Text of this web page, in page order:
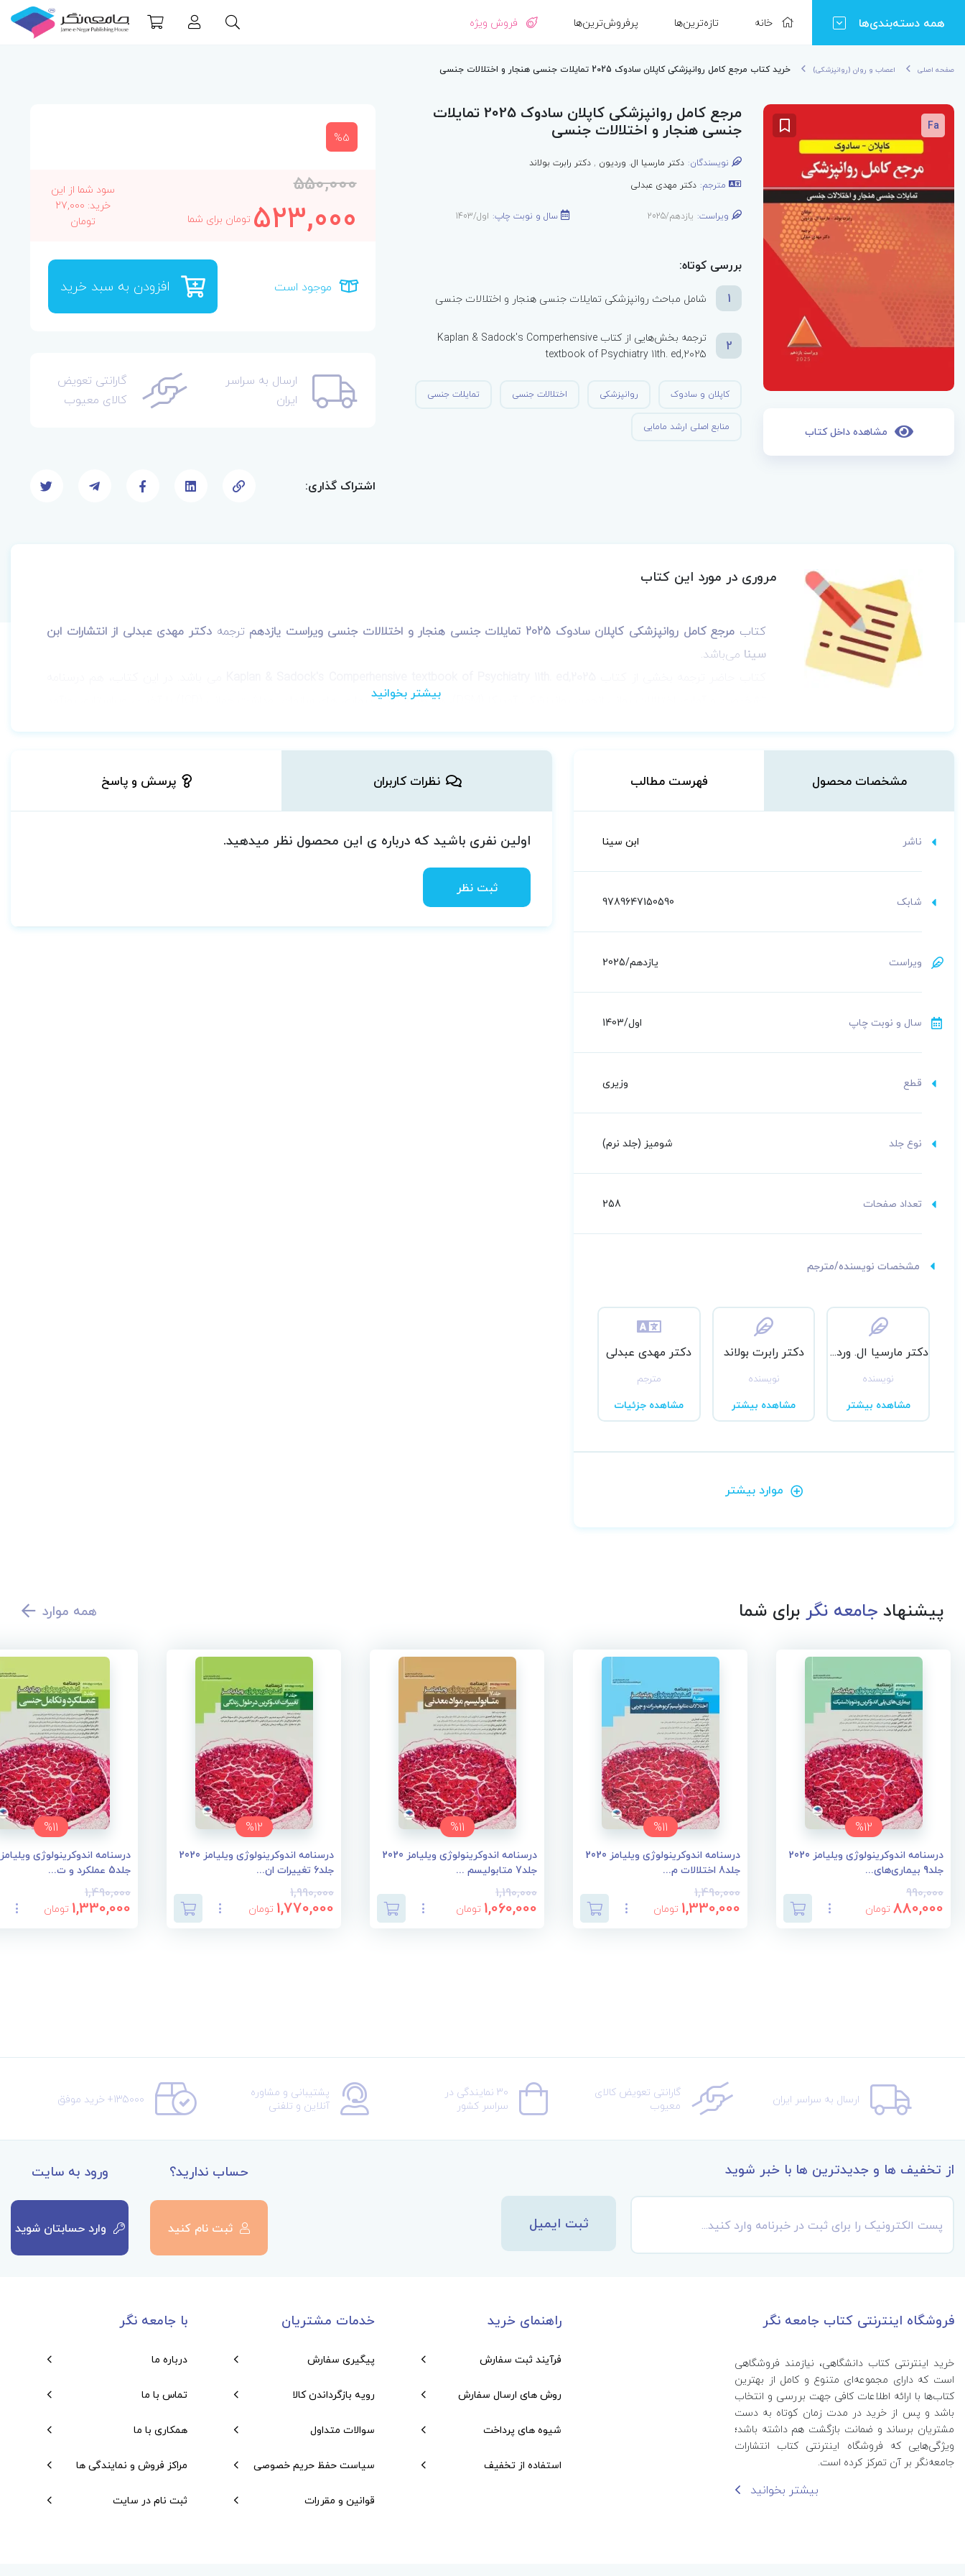
همه دسته‌بندی‌ها خانه تازه‌ترین‌ها پرفروش‌ترین‌ها فروش ویژه
صفحه اصلی اعصاب و روان (روانپزشکی) خرید کتاب مرجع کامل روانپزشکی کاپلان سادوک 2025 تمایلات جنسی هنجار و اختلالات جنسی
Fa
مشاهده داخل کتاب
مرجع کامل روانپزشکی کاپلان سادوک 2025 تمایلات
جنسی هنجار و اختلالات جنسی
نویسندگان: دکتر مارسیا ال. وردیون ,دکتر رابرت بولاند
مترجم: دکتر مهدی عبدلی
ویراست: یازدهم/2025 سال و نوبت چاپ: اول/1403
بررسی کوتاه:
1
شامل مباحث روانپزشکی تمایلات جنسی هنجار و اختلالات جنسی
2
ترجمه بخش‌هایی از کتاب Kaplan & Sadock's Comperhensive
textbook of Psychiatry 11th. ed,2025
کاپلان و سادوک روانپزشکی اختلالات جنسی تمایلات جنسی
منابع اصلی ارشد مامایی
%5
550,000
523,000 تومان برای شما
سود شما از این
خرید: 27,000
تومان
موجود است افزودن به سبد خرید
ارسال به سراسر
ایران
گارانتی تعویض
کالای معیوب
اشتراک گذاری:
مروری در مورد این کتاب
کتاب مرجع کامل روانپزشکی کاپلان سادوک 2025 تمایلات جنسی هنجار و اختلالات جنسی ویراست یازدهم ترجمه دکتر مهدی عبدلی از انتشارات ابن
سینا می‌باشد.
ذیل می باشد:
هویت همجنس گرایانه مردانه و زنانه و رفتار همجنس گرایانه اختلالات پارافیلیک هویت جنسی
تنوع جنسیتی و ملال/ناهمسویی جنسیتی اعتیاد جنسی
مشخصات محصول فهرست مطالب
ناشر ابن سینا
شابک 9789647150590
ویراست یازدهم/2025
سال و نوبت چاپ اول/1403
قطع وزیری
نوع جلد شومیز (جلد نرم)
تعداد صفحات 258
مشخصات نویسنده/مترجم
دکتر مارسیا ال. وردیون
نویسنده
مشاهده بیشتر
دکتر رابرت بولاند
نویسنده
مشاهده بیشتر
دکتر مهدی عبدلی
مترجم
مشاهده جزئیات
موارد بیشتر
نظرات کاربران پرسش و پاسخ
اولین نفری باشید که درباره ی این محصول نظر میدهید.
ثبت نظر
پیشنهادجامعه نگربرای شما همه موارد
%12
درسنامه اندوکرینولوژی ویلیامز 2020
جلد9 بیماری‌های...
990,000
880,000 تومان
%11
درسنامه اندوکرینولوژی ویلیامز 2020
جلد8 اختلالات م...
1,490,000
1,330,000 تومان
%11
درسنامه اندوکرینولوژی ویلیامز 2020
جلد7 متابولیسم ...
1,190,000
1,060,000 تومان
%12
درسنامه اندوکرینولوژی ویلیامز 2020
جلد6 تغییرات ان...
1,990,000
1,770,000 تومان
%11
جلد5 عملکرد و ت...
1,490,000
1,330,000 تومان
ارسال به سراسر ایران گارانتی تعویض کالای
معیوب
30 نمایندگی در
سراسر کشور
پشتیبانی و مشاوره
آنلاین و تلفنی 135000+ خرید موفق
از تخفیف ها و جدیدترین ها با خبر شوید
ثبت ایمیل
ورود به سایت
وارد حسابتان شوید
حساب ندارید؟
ثبت نام کنید
فروشگاه اینترنتی کتاب جامعه نگر
خرید اینترنتی کتاب‌ دانشگاهی، نیازمند فروشگاهی
است که دارای مجموعه‌ای متنوع و کامل از بهترین
کتاب‌ها با ارائه اطلاعات کافی جهت بررسی و انتخاب
باشد و پس از خرید در مدت زمان کوتاه به دست
مشتریان برساند و ضمانت بازگشت هم داشته باشد؛
ویژگی‌هایی که فروشگاه اینترنتی کتاب انتشارات
جامعه‌نگر بر آن تمرکز کرده است.
بیشتر بخوانید
راهنمای خرید
فرآیند ثبت سفارش
روش های ارسال سفارش
شیوه های پرداخت
استفاده از تخفیف
خدمات مشتریان
پیگیری سفارش
رویه بازگرداندن کالا
سوالات متداول
سیاست حفظ حریم خصوصی
قوانین و مقررات
با جامعه نگر
درباره ما
تماس با ما
همکاری با ما
مراکز فروش و نمایندگی ها
ثبت نام در سایت